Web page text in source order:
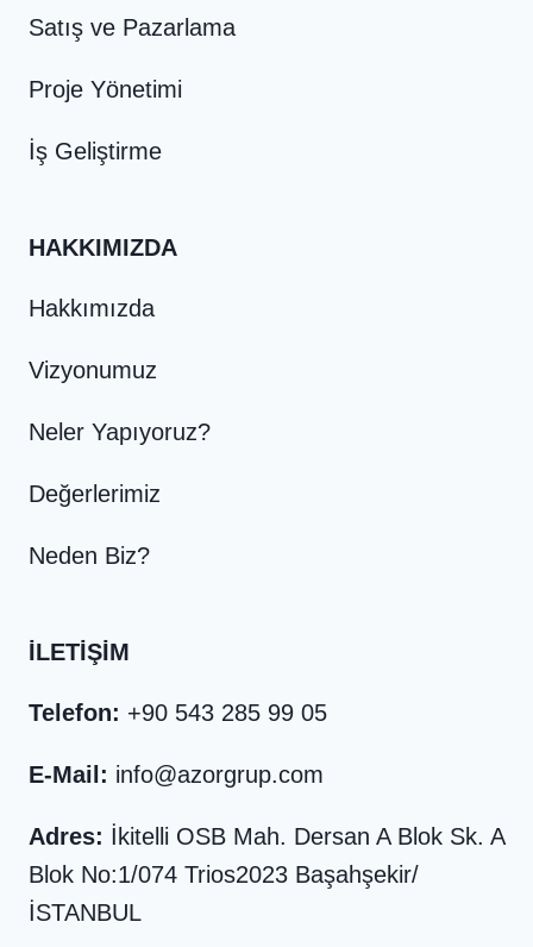
Satış ve Pazarlama
Proje Yönetimi
İş Geliştirme
HAKKIMIZDA
Hakkımızda
Vizyonumuz
Neler Yapıyoruz?
Değerlerimiz
Neden Biz?
İLETIŞIM
Telefon: +90 543 285 99 05
E-Mail: info@azorgrup.com
Adres: İkitelli OSB Mah. Dersan A Blok Sk. A
Blok No:1/074 Trios2023 Başahşekir/
İSTANBUL